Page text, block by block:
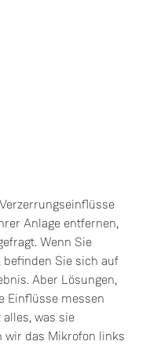
Anlage entfernen,
Wenn Sie
Sie sich auf
Aber Lösungen,
Einflüsse messen
was sie
wir das Mikrofon links